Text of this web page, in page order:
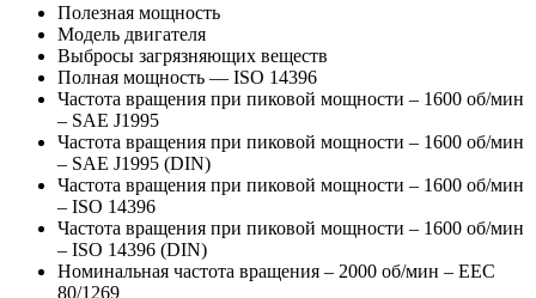
Полезная мощность
Модель двигателя
Выбросы загрязняющих веществ
Полная мощность — ISO 14396
Частота вращения при пиковой мощности – 1600 об/мин
– SAE J1995
Частота вращения при пиковой мощности – 1600 об/мин
– SAE J1995 (DIN)
Частота вращения при пиковой мощности – 1600 об/мин
– ISO 14396
Частота вращения при пиковой мощности – 1600 об/мин
– ISO 14396 (DIN)
Номинальная частота вращения – 2000 об/мин – EEC
80/1269